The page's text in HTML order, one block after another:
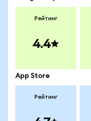
Рейтинг
4.4
App Store
Рейтинг